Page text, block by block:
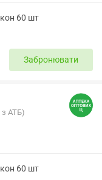
60 шт
Забронювати
з АТБ)
60 шт